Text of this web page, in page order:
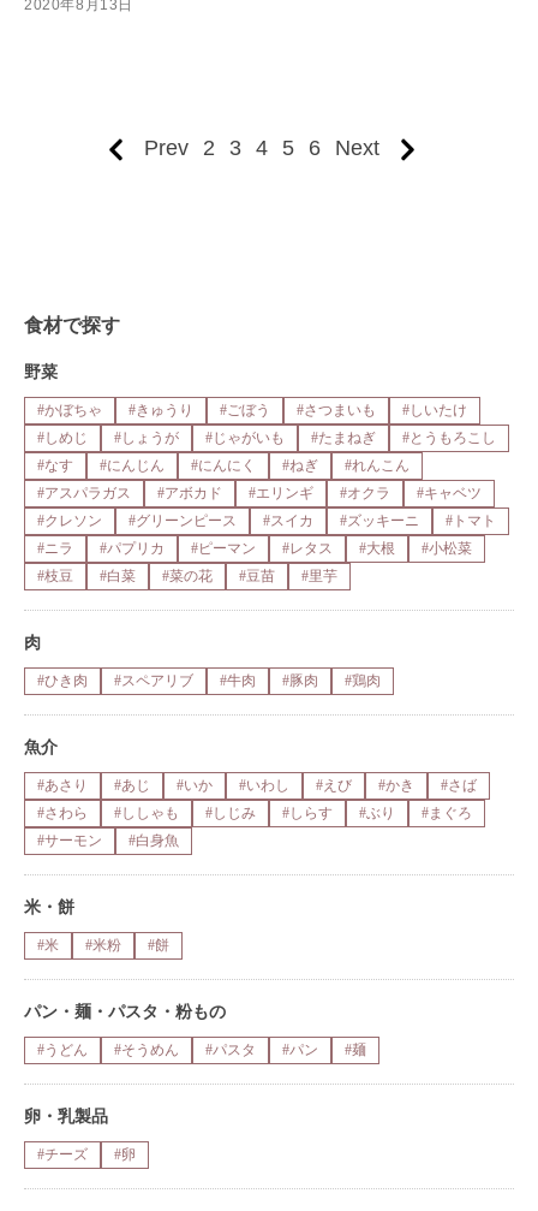
2020年8月13日
Prev 2 3 4 5 6 Next
食材で探す
野菜
#かぼちゃ #きゅうり #ごぼう #さつまいも
#しいたけ
#しめじ
#しょうが #じゃがいも #たまねぎ
#とうもろこし
#なす
#にんじん #にんにく #ねぎ
#れんこん
#アスパラガス
#アボカド #エリンギ #オクラ
#キャベツ
#クレソン
#グリーンピース #スイカ #ズッキーニ
#トマト
#ニラ
#パプリカ #ピーマン #レタス #大根
#小松菜
#枝豆
#白菜 #菜の花 #豆苗 #里芋
肉
#ひき肉 #スペアリブ #牛肉 #豚肉 #鶏肉
魚介
#あさり #あじ #いか #いわし #えび #かき
#さば
#さわら
#ししゃも #しじみ #しらす #ぶり
#まぐろ
#サーモン
#白身魚
米・餅
#米 #米粉 #餅
パン・麺・パスタ・粉もの
#うどん #そうめん #パスタ #パン #麺
卵・乳製品
#チーズ #卵